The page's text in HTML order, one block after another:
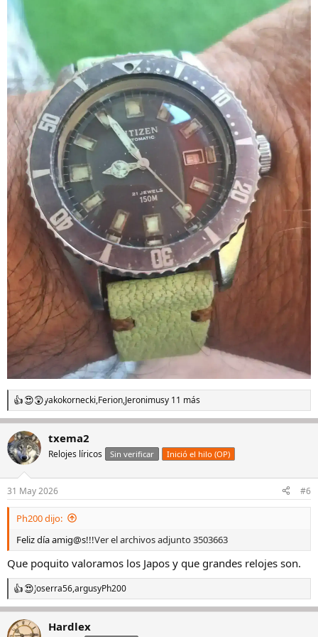
R
e
c
c
i
e
s
yakokornecki,Ferion,Jeronimusy 11 más
txema2
Relojes líricos Sin verificar Inició el hilo (OP)
31 May 2026 #6
Ph200 dijo:
Feliz día amig@s!!!Ver el archivos adjunto 3503663
Que poquito valoramos los Japos y que grandes relojes son.
R
e
c
Joserra56,argusyPh200
Hardlex